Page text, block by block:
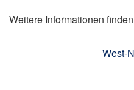
Weitere Informationen
West-